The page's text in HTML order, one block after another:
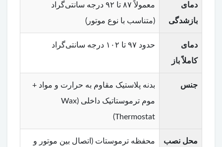
دمای
بازشدگی
معمولاً ۸۷ تا ۹۲ درجه سانتی‌گراد
(متناسب با نوع موتور)
دمای
کاملاً باز
حدود ۹۷ تا ۱۰۲ درجه سانتی‌گراد
جنس
بدنه پلاستیک مقاوم به حرارت و مواد +
موم ترموستاتیک داخلی (Wax
Thermostat)
محل نصب
محفظه ترموستات (اتصال بین موتور و